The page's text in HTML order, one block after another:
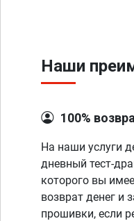
Наши
100%
На наши услуги
дневный тест-
которого вы
возврат денег и
прошивки, если